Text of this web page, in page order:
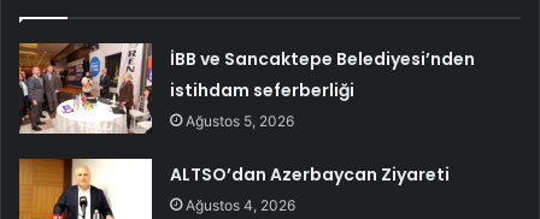
İBB ve Sancaktepe Belediyesi’nden
istihdam seferberliği
Ağustos 5, 2026
ALTSO’dan Azerbaycan Ziyareti
Ağustos 4, 2026